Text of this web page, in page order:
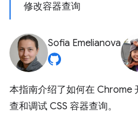
修改容器查询
Sofia Emelianova
本指南介绍了如何在 Chrome
查和调试 CSS 容器查询。